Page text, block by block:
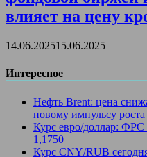
влияет на цену
14.06.202515.06.2025
Интересное
Нефть Brent: цена
новому импульсу роста
Курс евро/доллар: ФРС
1,1750
Курс CNY/RUB